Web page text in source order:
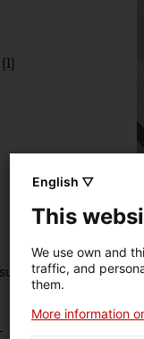
English ▽
This
We use own and
traffic, and
them.
More information